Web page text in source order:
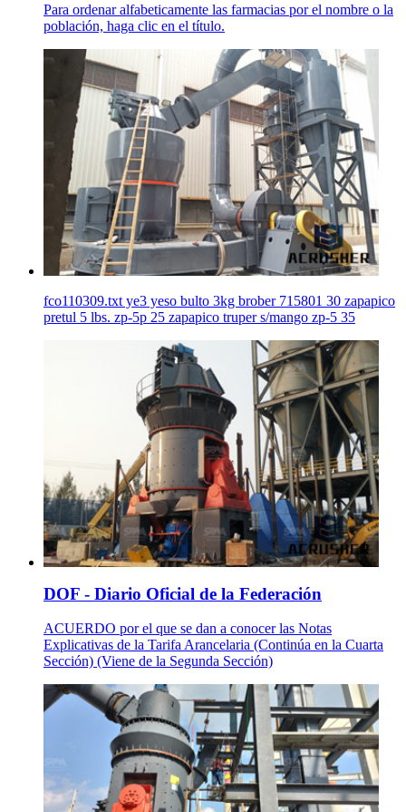
Para ordenar alfabeticamente las farmacias por el nombre o la
población, haga clic en el título.
fco110309.txt ye3 yeso bulto 3kg brober 715801 30 zapapico
pretul 5 lbs. zp-5p 25 zapapico truper s/mango zp-5 35
DOF - Diario Oficial de la Federación
ACUERDO por el que se dan a conocer las Notas
Explicativas de la Tarifa Arancelaria (Continúa en la Cuarta
Sección) (Viene de la Segunda Sección)